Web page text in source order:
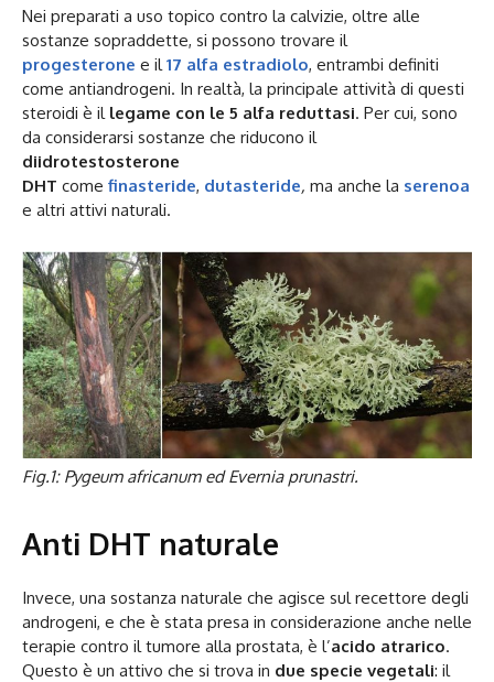
Nei preparati a uso topico contro la calvizie, oltre alle
sostanze sopraddette, si possono trovare il
progesterone e il17 alfa estradiolo, entrambi definiti
come antiandrogeni. In realtà, la principale attività di questi
steroidi è il legame con le 5 alfa reduttasi. Per cui, sono
da considerarsi sostanze che riducono il
diidrotestosterone
DHT come finasteride, dutasteride, ma anche la serenoa
e altri attivi naturali.
Fig.1: Pygeum africanum ed Evernia prunastri.
Anti DHT naturale
Invece, una sostanza naturale che agisce sul recettore degli
androgeni, e che è stata presa in considerazione anche nelle
terapie contro il tumore alla prostata, è l’acido atrarico.
Questo è un attivo che si trova in due specie vegetali: il